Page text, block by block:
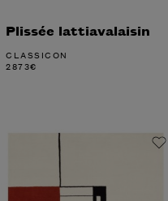
Plissée lattiavalaisin
CLASSICON
2873€